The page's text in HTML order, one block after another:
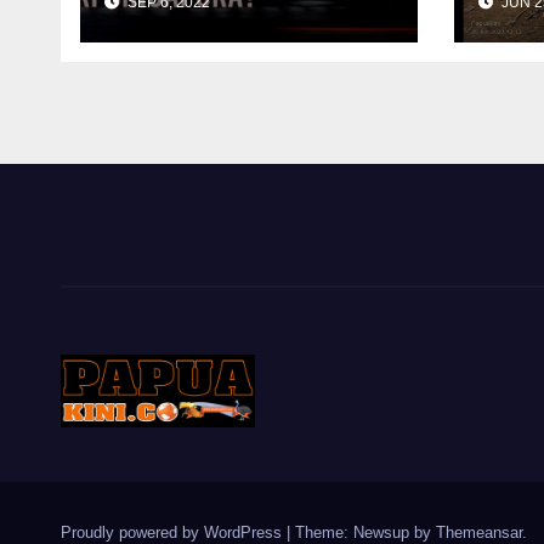
Dari Singapura?
Proudly powered by WordPress Theme: Newsup by Themeansar.